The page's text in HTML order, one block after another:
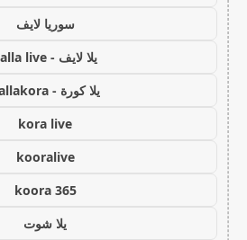
سوريا لايف
يلا لايف - yalla live
يلا كورة - yallakora
kora live
kooralive
koora 365
يلا شوت